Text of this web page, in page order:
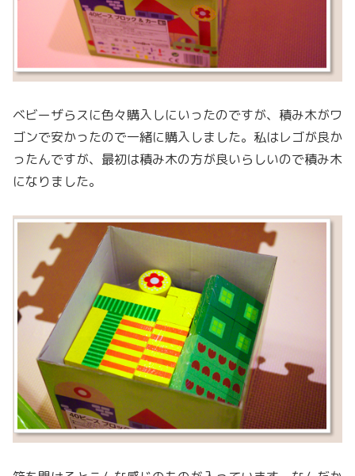
ベビーザらスに色々購入しにいったのですが、積み木がワ
ゴンで安かったので一緒に購入しました。私はレゴが良か
ったんですが、最初は積み木の方が良いらしいので積み木
になりました。